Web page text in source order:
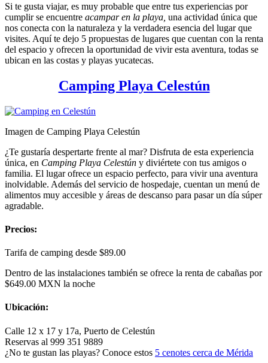
Si te gusta viajar, es muy probable que entre tus experiencias por
cumplir se encuentre acampar en la playa, una actividad única que
nos conecta con la naturaleza y la verdadera esencia del lugar que
visites. Aquí te dejo 5 propuestas de lugares que cuentan con la renta
del espacio y ofrecen la oportunidad de vivir esta aventura, todas se
ubican en las costas y playas yucatecas.
Camping Playa Celestún
Imagen de Camping Playa Celestún
¿Te gustaría despertarte frente al mar? Disfruta de esta experiencia
única, en Camping Playa Celestún y diviértete con tus amigos o
familia. El lugar ofrece un espacio perfecto, para vivir una aventura
inolvidable. Además del servicio de hospedaje, cuentan un menú de
alimentos muy accesible y áreas de descanso para pasar un día súper
agradable.
Precios:
Tarifa de camping desde $89.00
Dentro de las instalaciones también se ofrece la renta de cabañas por
$649.00 MXN la noche
Ubicación:
Calle 12 x 17 y 17a, Puerto de Celestún
Reservas al 999 351 9889
¿No te gustan las playas? Conoce estos 5 cenotes cerca de Mérida